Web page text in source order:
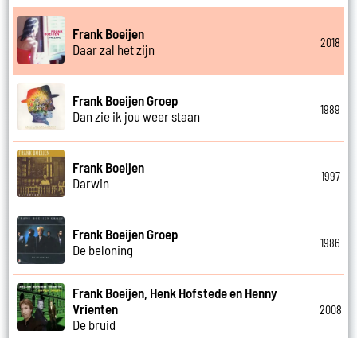
Frank Boeijen
Daar zal het zijn
2018
Frank Boeijen Groep
Dan zie ik jou weer staan
1989
Frank Boeijen
Darwin
1997
Frank Boeijen Groep
De beloning
1986
Frank Boeijen, Henk Hofstede en Henny
Vrienten
De bruid
2008